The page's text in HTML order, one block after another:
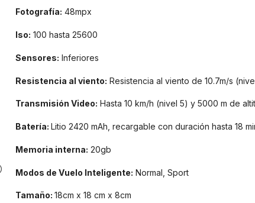
Fotografía: 48mpx
Iso: 100 hasta 25600
Sensores: Inferiores
Resistencia al viento: Resistencia al viento de 10.7m/s
Transmisión Video: Hasta 10 km/h (nivel 5) y 5000 m de
Batería: Litio 2420 mAh, recargable con duración hasta 18
Memoria interna: 20gb
Modos de Vuelo Inteligente: Normal, Sport
Tamaño: 18cm x 18 cm x 8cm